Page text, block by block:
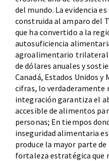
del mundo. La evidencia
construida al amparo del
que ha convertido a la
autosuficiencia
agroalimentario trilateral
de dólares anuales y
Canadá, Estados Unidos y
cifras, lo verdaderamente
integración garantiza el
accesible de alimentos
personas; En tiempos
inseguridad alimentaria
produce la mayor parte de
fortaleza estratégica que